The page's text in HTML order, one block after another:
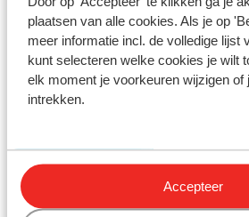
plaatsen van alle cookies. Als je op
meer informatie incl. de volledige lijst
kunt selecteren welke cookies je wilt
elk moment je voorkeuren wijzigen of
intrekken.
Accepteer
Partez en vacances
Offres